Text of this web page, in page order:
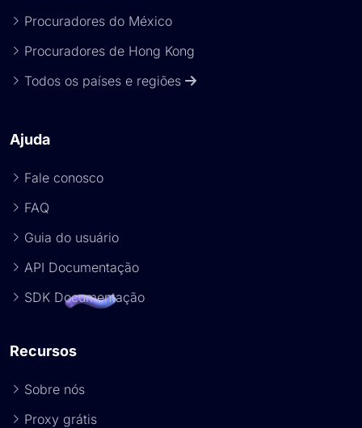
Procuradores do México
Procuradores de Hong Kong
Todos os países e regiões
Ajuda
Fale conosco
FAQ
Guia do usuário
API Documentação
SDK Documentação
Recursos
Sobre nós
Proxy grátis